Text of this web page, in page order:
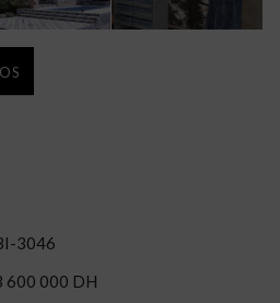
3046
600 000 DH